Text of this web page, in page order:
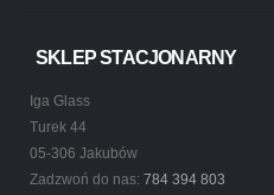
SKLEP STACJONARNY
Iga Glass
Turek 44
05-306 Jakubów
Zadzwoń do nas: 784 394 803